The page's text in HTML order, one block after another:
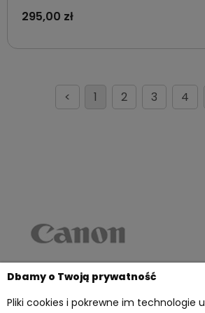
295,00 zł
< 1 2 3 4
Dbamy o Twoją prywatność
Pliki cookies i pokrewne im technologie